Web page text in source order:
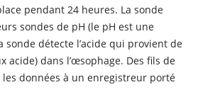
pendant 24 heures. La sonde
sondes de pH (le pH est une
sonde détecte l’acide qui provient de
acide) dans l’œsophage. Des fils de
données à un enregistreur porté